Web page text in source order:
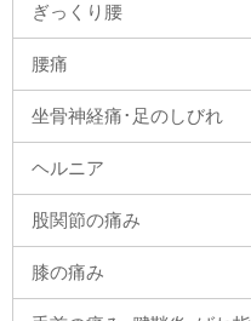
ぎっくり腰
腰痛
坐骨神経痛･足のしびれ
ヘルニア
股関節の痛み
膝の痛み